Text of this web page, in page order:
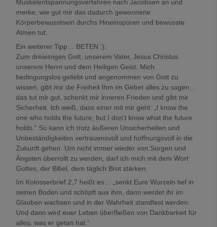
Muskelentspannungsverfahren nach Jacobsen an und
merke, wie gut mir das dadurch gewonnene
Körperbewusstsein durchs Hineinspüren und bewusste
Atmen tut.
Ein weiterer Tipp… BETEN :).
Zum dreieinigen Gott, unserem Vater, Jesus Christus
unserem Herrn und dem Heiligen Geist. Mich
bedingungslos geliebt und angenommen von Gott zu
wissen, gibt mir die Freiheit Ihm im Gebet alles zu sagen…
das tut mir gut, schenkt mir inneren Frieden und gibt mir
Sicherheit. Ich weiß, dass einer mit mir geht: „I know the
one who holds the future, but I don’t know what the future
holds.“ So kann ich trotz äußeren Unsicherheiten und
Unbeständigkeiten vertrauensvoll und hoffnungsvoll in die
Zukunft gehen. Um nicht immer wieder von Sorgen und
Ängsten überrollt zu werden, darf ich mich mit dem Wort
Gottes, der Bibel, dem täglich Brot stärken.
Im Kolosserbrief 2,7 heißt es… „senkt Eure Wurzeln tief in
seinen Boden und schöpft aus ihm, dann werdet ihr im
Glauben wachsen und in der Wahrheit standfest werden.
Und dann wird euer Leben überfließen von Dankbarkeit für
alles, was er getan hat.“